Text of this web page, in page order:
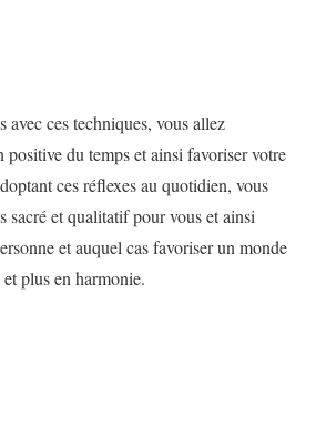
avec ces techniques, vous allez
positive du temps et ainsi favoriser votre
ces réflexes au quotidien, vous
sacré et qualitatif pour vous et ainsi
et auquel cas favoriser un monde
plus en harmonie.